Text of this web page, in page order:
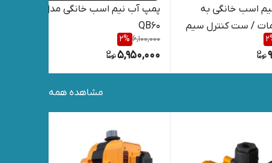
اسب خانگی به
/ ست کنترل سیم
2
پمپ آب نیم اسب خانگی مدل
QB60
6,100,000
2%
5,950,000
مشاهده همه